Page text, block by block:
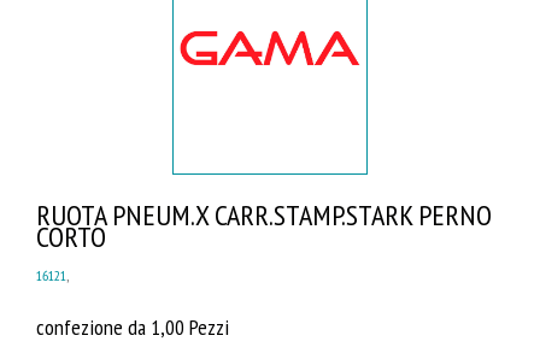
RUOTA PNEUM.X CARR.STAMP.STARK PERNO
CORTO
16121
confezione da 1,00 Pezzi